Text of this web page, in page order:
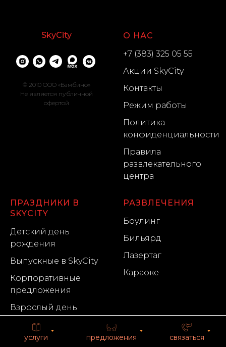
услуги предложения связаться
SkyCity
© 2010 OOO «Бамбино»
Не является публичной
офертой
О НАС
+7 (383) 325 05 55
Акции SkyCity
Контакты
Режим работы
Политика
конфиденциальности
Правила
развлекательного
центра
ПРАЗДНИКИ В
SKYCITY
Детский день
рождения
Выпускные в SkyCity
Корпоративные
предложения
Взрослый день
РАЗВЛЕЧЕНИЯ
Боулинг
Бильярд
Лазертаг
Караоке